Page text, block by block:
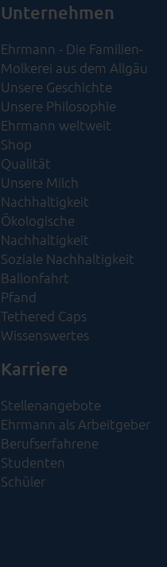
Unternehmen
Ehrmann - Die Familien-
Molkerei aus dem Allgäu
Unsere Geschichte
Unsere Philosophie
Ehrmann weltweit
Shop
Qualität
Unsere Milch
Nachhaltigkeit
Ökologische
Nachhaltigkeit​
Soziale Nachhaltigkeit​
Ballonfahrt
Pfand
Tethered Caps
Wissenswertes
Karriere
Stellenangebote
Ehrmann als Arbeitgeber
Berufserfahrene
Studenten
Schüler